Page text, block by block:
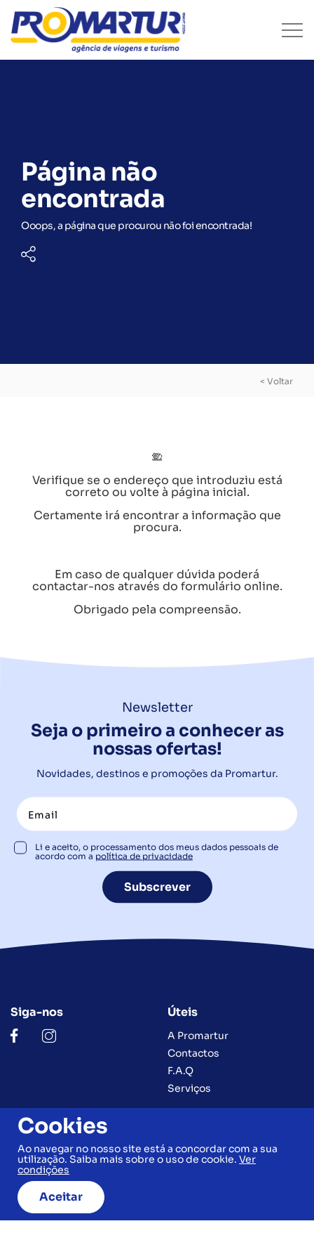
Página não
encontrada
Ooops, a página que procurou não foi encontrada!
< Voltar
Verifique se o endereço que introduziu está
correto ou volte à página inicial.
Certamente irá encontrar a informação que
procura.
Em caso de qualquer dúvida poderá
contactar-nos através do formulário online.
Obrigado pela compreensão.
Newsletter
Seja o primeiro a conhecer as
nossas ofertas!
Novidades, destinos e promoções da Promartur.
Li e aceito, o processamento dos meus dados pessoais de
acordo com a política de privacidade
Subscrever
Siga-nos Úteis
A Promartur
Contactos
F.A.Q
Serviços
Legal
Condições Gerais
Política de Privacidade e
Cookies
Livro de Reclamações
(+351) 263 590 000
geral@promartur.pt
Cookies
Ao navegar no nosso site está a concordar com a sua
utilização. Saiba mais sobre o uso de cookie. Ver
condições
Aceitar